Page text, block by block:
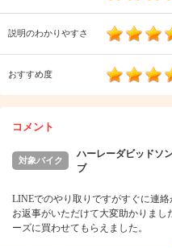
説明のわかりやすさ
おすすめ度
コメント
対象バイク
ハーレーダビッド
ブ
LINEでのやり取りですがすぐに連絡
お返事がいただけて大変助かりま
ーズに買わせてもらえました。